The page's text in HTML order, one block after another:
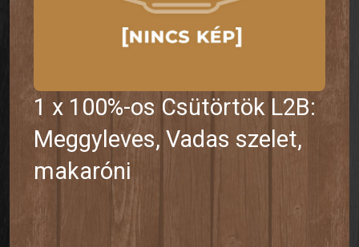
1 x 100%-os Csütörtök L2B:
Meggyleves, Vadas szelet,
makaróni